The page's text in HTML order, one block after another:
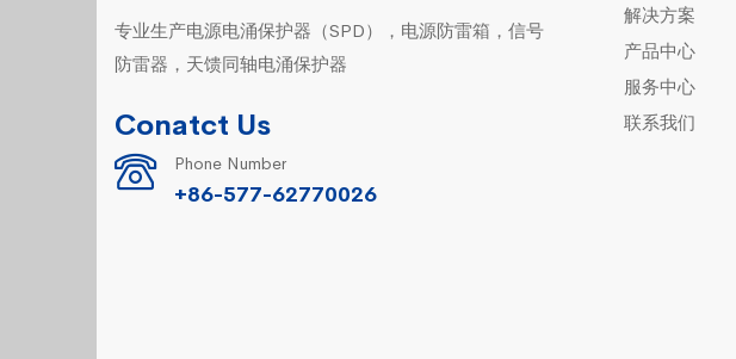
专业生产电源电涌保护器（SPD），电源防雷箱，信号
防雷器，天馈同轴电涌保护器
Conatct Us
Phone Number
+86-577-62770026
解决方案
产品中心
服务中心
联系我们